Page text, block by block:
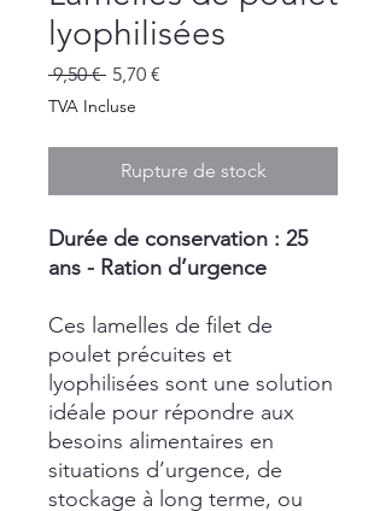
lyophilisées
9,50 € Prix
original
5,70 €
TVA Incluse
Rupture de stock
Durée de conservation : 25
ans - Ration d’urgence
Ces lamelles de filet de
poulet précuites et
lyophilisées sont une solution
idéale pour répondre aux
besoins alimentaires en
situations d’urgence, de
stockage à long terme, ou